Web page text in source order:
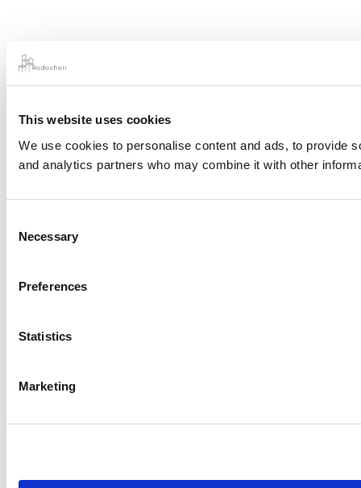
This website uses cookies
We use cookies to personalise content and ads, to provide
and analytics partners who may combine it with other
Selection
Necessary
Preferences
Statistics
Marketing